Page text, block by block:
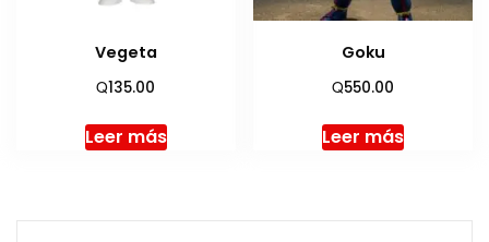
Vegeta
Q135.00
Leer más
Goku
Q550.00
Leer más